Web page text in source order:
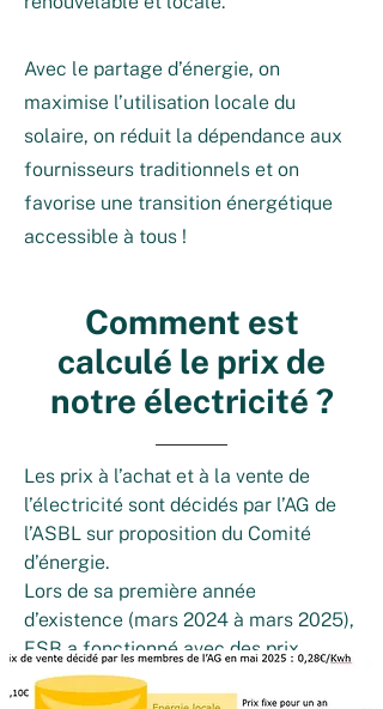
Avec le partage d’énergie, on
maximise l’utilisation locale du
solaire, on réduit la dépendance aux
fournisseurs traditionnels et on
favorise une transition énergétique
accessible à tous !
Comment est
calculé le prix de
notre électricité ?
Les prix à l’achat et à la vente de
l’électricité sont décidés par l’AG de
l’ASBL sur proposition du Comité
d’énergie.
Lors de sa première année
d’existence (mars 2024 à mars 2025),
ESB a fonctionné avec des prix
d’achat et de vente fixes : achat aux